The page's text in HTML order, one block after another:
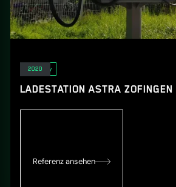
E-Mobility
LADESTATION ASTRA ZOFINGEN
Referenz ansehen
2020